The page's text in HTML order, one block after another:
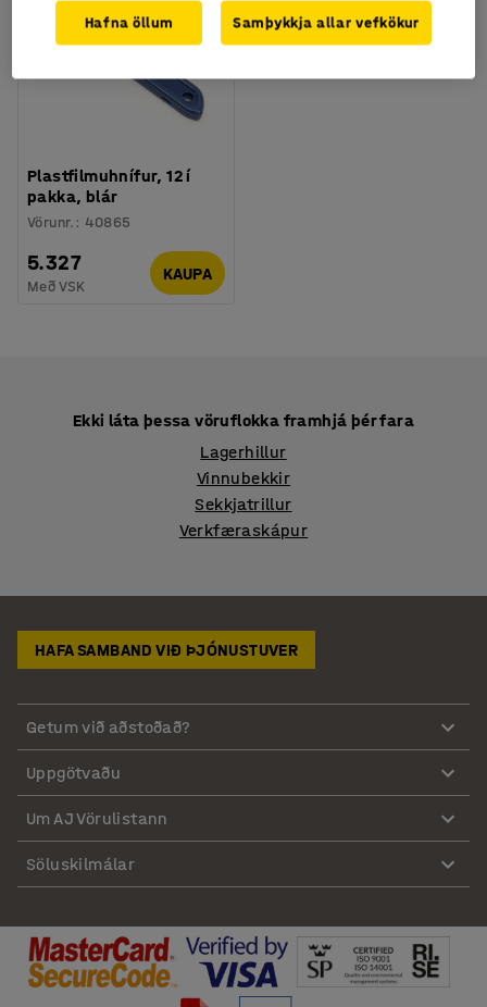
Plastfilmuhnífur, 12 í
pakka, blár
Vörunr. : 40865
5.327
Með VSK
KAUPA
Ekki láta þessa vöruflokka framhjá þér fara
Lagerhillur
Vinnubekkir
Sekkjatrillur
Verkfæraskápur
HAFA SAMBAND VIÐ ÞJÓNUSTUVER
Getum við aðstoðað?
Uppgötvaðu
Um AJ Vörulistann
Söluskilmálar
Hafna öllum Samþykkja allar vefkökur